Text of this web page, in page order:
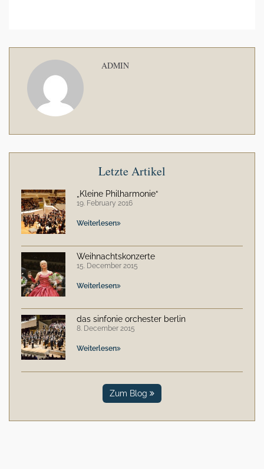
ADMIN
Letzte Artikel
„Kleine Philharmonie“
19. February 2016
Weiterlesen
Weihnachtskonzerte
15. December 2015
Weiterlesen
das sinfonie orchester berlin
8. December 2015
Weiterlesen
Zum Blog